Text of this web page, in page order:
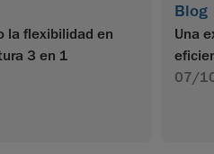
la flexibilidad en
3 en 1
Blog
Una
07/